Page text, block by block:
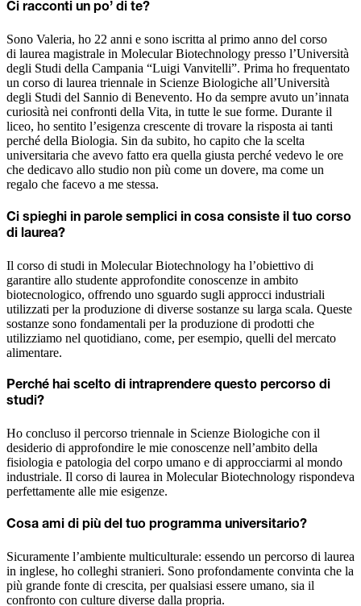
Ci racconti un po’ di te?
Sono Valeria, ho 22 anni e sono iscritta al primo anno del corso
di laurea magistrale in Molecular Biotechnology presso l’Università
degli Studi della Campania “Luigi Vanvitelli”. Prima ho frequentato
un corso di laurea triennale in Scienze Biologiche all’Università
degli Studi del Sannio di Benevento. Ho da sempre avuto un’innata
curiosità nei confronti della Vita, in tutte le sue forme. Durante il
liceo, ho sentito l’esigenza crescente di trovare la risposta ai tanti
perché della Biologia. Sin da subito, ho capito che la scelta
universitaria che avevo fatto era quella giusta perché vedevo le ore
che dedicavo allo studio non più come un dovere, ma come un
regalo che facevo a me stessa.
Ci spieghi in parole semplici in cosa consiste il tuo corso
di laurea?
Il corso di studi in Molecular Biotechnology ha l’obiettivo di
garantire allo studente approfondite conoscenze in ambito
biotecnologico, offrendo uno sguardo sugli approcci industriali
utilizzati per la produzione di diverse sostanze su larga scala. Queste
sostanze sono fondamentali per la produzione di prodotti che
utilizziamo nel quotidiano, come, per esempio, quelli del mercato
alimentare.
Perché hai scelto di intraprendere questo percorso di
studi?
Ho concluso il percorso triennale in Scienze Biologiche con il
desiderio di approfondire le mie conoscenze nell’ambito della
fisiologia e patologia del corpo umano e di approcciarmi al mondo
industriale. Il corso di laurea in Molecular Biotechnology rispondeva
perfettamente alle mie esigenze.
Cosa ami di più del tuo programma universitario?
Sicuramente l’ambiente multiculturale: essendo un percorso di laurea
in inglese, ho colleghi stranieri. Sono profondamente convinta che la
più grande fonte di crescita, per qualsiasi essere umano, sia il
confronto con culture diverse dalla propria.